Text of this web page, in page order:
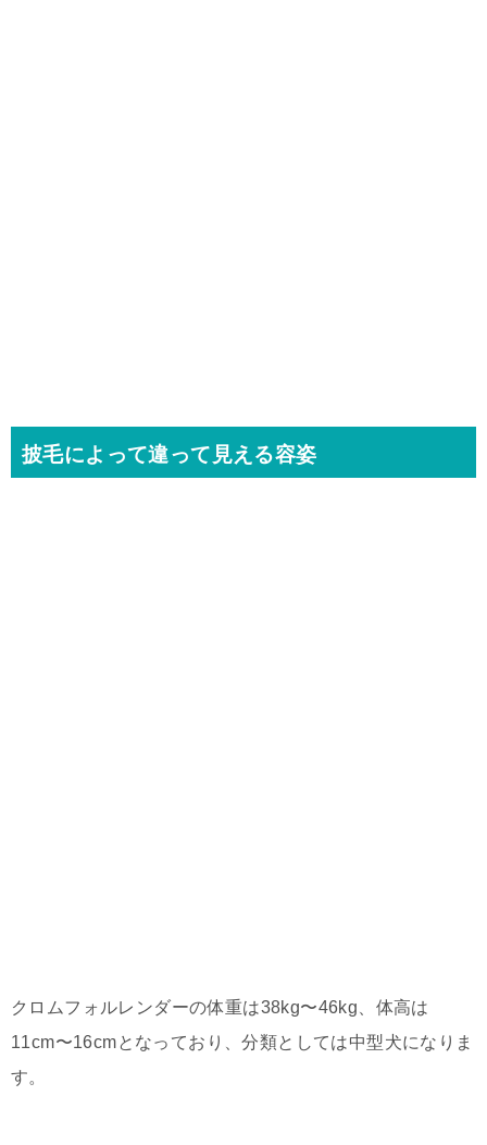
披毛によって違って見える容姿
クロムフォルレンダーの体重は38kg〜46kg、体高は
11cm〜16cmとなっており、分類としては中型犬になりま
す。